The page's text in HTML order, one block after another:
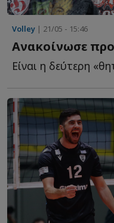
Volley | 21/05 - 15:46
Ανακοίνωσε